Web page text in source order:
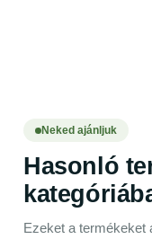
Neked ajánljuk
Hasonló
Ezeket a termékeket